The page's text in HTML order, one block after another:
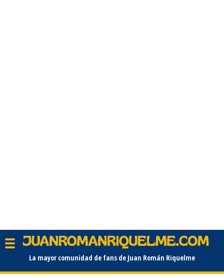
La mayor comunidad de fans de Juan Román Riquelme